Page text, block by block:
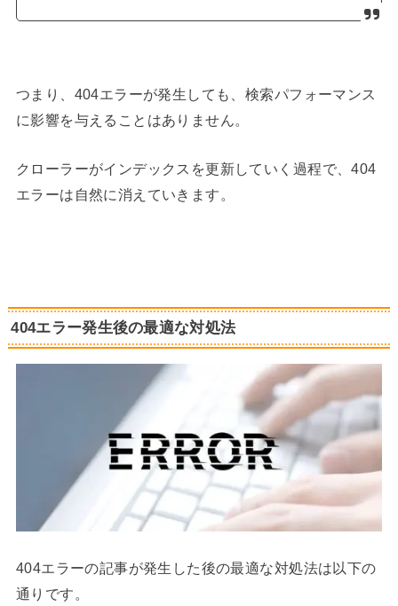
つまり、404エラーが発生しても、検索パフォーマンス
に影響を与えることはありません。
クローラーがインデックスを更新していく過程で、404
エラーは自然に消えていきます。
404エラー発生後の最適な対処法
404エラーの記事が発生した後の最適な対処法は以下の
通りです。